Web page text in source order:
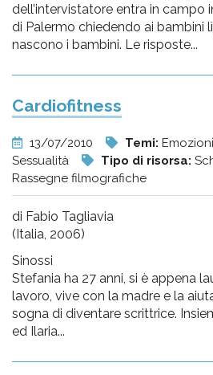
dell’intervistatore entra in campo
di Palermo chiedendo ai bambini
nascono i bambini. Le risposte...
Cardiofitness
13/07/2010 Temi:
Sessualità
Tipo di risorsa:
Rassegne filmografiche
di Fabio Tagliavia
(Italia, 2006)
Sinossi
Stefania ha 27 anni, si è appena
lavoro, vive con la madre e la
sogna di diventare scrittrice.
ed Ilaria...